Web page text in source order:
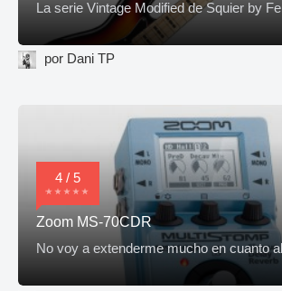
La serie Vintage Modified de Squier by
por Dani TP
4 / 5
Zoom MS-70CDR
No voy a extenderme mucho en cuanto